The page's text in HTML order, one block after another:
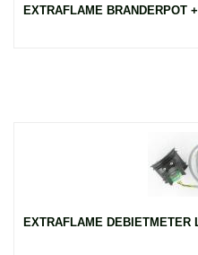
EXTRAFLAME BRANDERPOT
EXTRAFLAME DEBIETMETER